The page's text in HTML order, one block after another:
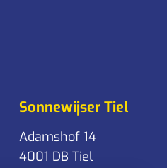
Sonnewijser Tiel
Adamshof 14
4001 DB Tiel